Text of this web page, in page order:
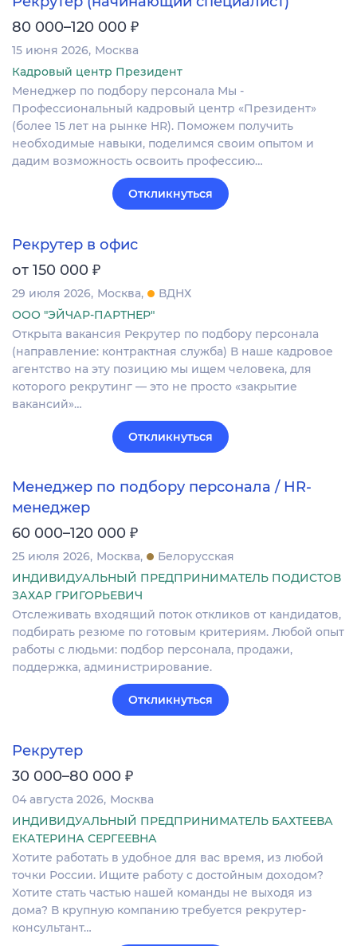
80 000–120 000 ₽
15 июня 2026 Москва
Кадровый центр Президент
Менеджер по подбору персонала Мы -
Профессиональный кадровый центр «Президент»
(более 15 лет на рынке HR). Поможем получить
необходимые навыки, поделимся своим опытом и
дадим возможность освоить профессию…
Откликнуться
Рекрутер в офис
от 150 000 ₽
29 июля 2026 Москва
ВДНХ
ООО "ЭЙЧАР-ПАРТНЕР"
Открыта вакансия Рекрутер по подбору персонала
(направление: контрактная служба) В наше кадровое
агентство на эту позицию мы ищем человека, для
которого рекрутинг — это не просто «закрытие
вакансий»…
Откликнуться
Менеджер по подбору персонала / HR-
менеджер
60 000–120 000 ₽
25 июля 2026 Москва
Белорусская
ИНДИВИДУАЛЬНЫЙ ПРЕДПРИНИМАТЕЛЬ ПОДИСТОВ
ЗАХАР ГРИГОРЬЕВИЧ
Отслеживать входящий поток откликов от кандидатов,
подбирать резюме по готовым критериям. Любой опыт
работы с людьми: подбор персонала, продажи,
поддержка, администрирование.
Откликнуться
Рекрутер
30 000–80 000 ₽
04 августа 2026 Москва
ИНДИВИДУАЛЬНЫЙ ПРЕДПРИНИМАТЕЛЬ БАХТЕЕВА
ЕКАТЕРИНА СЕРГЕЕВНА
Хотите работать в удобное для вас время, из любой
точки России. Ищите работу с достойным доходом?
Хотите стать частью нашей команды не выходя из
дома? В крупную компанию требуется рекрутер-
консультант…